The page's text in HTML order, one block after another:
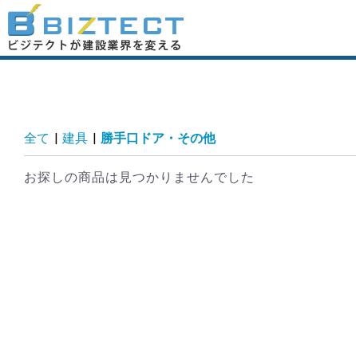
全て | 建具 | 勝手口ドア・その他
お探しの商品は見つかりませんでした